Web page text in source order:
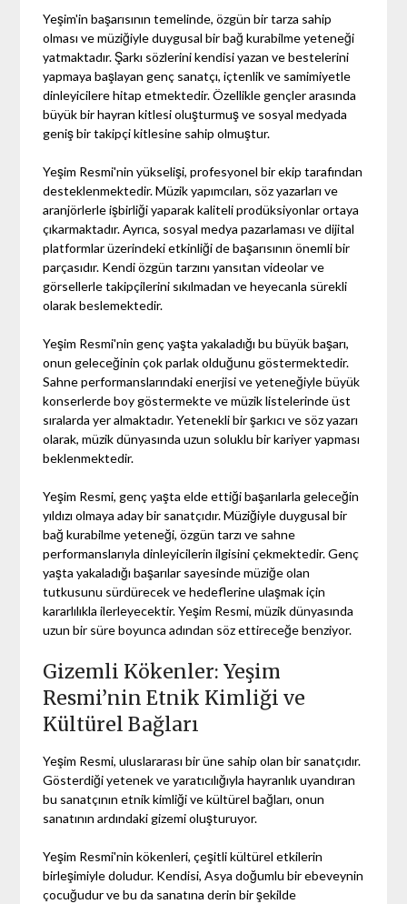
Yeşim'in başarısının temelinde, özgün bir tarza sahip
olması ve müziğiyle duygusal bir bağ kurabilme yeteneği
yatmaktadır. Şarkı sözlerini kendisi yazan ve bestelerini
yapmaya başlayan genç sanatçı, içtenlik ve samimiyetle
dinleyicilere hitap etmektedir. Özellikle gençler arasında
büyük bir hayran kitlesi oluşturmuş ve sosyal medyada
geniş bir takipçi kitlesine sahip olmuştur.
Yeşim Resmi'nin yükselişi, profesyonel bir ekip tarafından
desteklenmektedir. Müzik yapımcıları, söz yazarları ve
aranjörlerle işbirliği yaparak kaliteli prodüksiyonlar ortaya
çıkarmaktadır. Ayrıca, sosyal medya pazarlaması ve dijital
platformlar üzerindeki etkinliği de başarısının önemli bir
parçasıdır. Kendi özgün tarzını yansıtan videolar ve
görsellerle takipçilerini sıkılmadan ve heyecanla sürekli
olarak beslemektedir.
Yeşim Resmi'nin genç yaşta yakaladığı bu büyük başarı,
onun geleceğinin çok parlak olduğunu göstermektedir.
Sahne performanslarındaki enerjisi ve yeteneğiyle büyük
konserlerde boy göstermekte ve müzik listelerinde üst
sıralarda yer almaktadır. Yetenekli bir şarkıcı ve söz yazarı
olarak, müzik dünyasında uzun soluklu bir kariyer yapması
beklenmektedir.
Yeşim Resmi, genç yaşta elde ettiği başarılarla geleceğin
yıldızı olmaya aday bir sanatçıdır. Müziğiyle duygusal bir
bağ kurabilme yeteneği, özgün tarzı ve sahne
performanslarıyla dinleyicilerin ilgisini çekmektedir. Genç
yaşta yakaladığı başarılar sayesinde müziğe olan
tutkusunu sürdürecek ve hedeflerine ulaşmak için
kararlılıkla ilerleyecektir. Yeşim Resmi, müzik dünyasında
uzun bir süre boyunca adından söz ettireceğe benziyor.
Gizemli Kökenler: Yeşim
Resmi’nin Etnik Kimliği ve
Kültürel Bağları
Yeşim Resmi, uluslararası bir üne sahip olan bir sanatçıdır.
Gösterdiği yetenek ve yaratıcılığıyla hayranlık uyandıran
bu sanatçının etnik kimliği ve kültürel bağları, onun
sanatının ardındaki gizemi oluşturuyor.
Yeşim Resmi'nin kökenleri, çeşitli kültürel etkilerin
birleşimiyle doludur. Kendisi, Asya doğumlu bir ebeveynin
çocuğudur ve bu da sanatına derin bir şekilde